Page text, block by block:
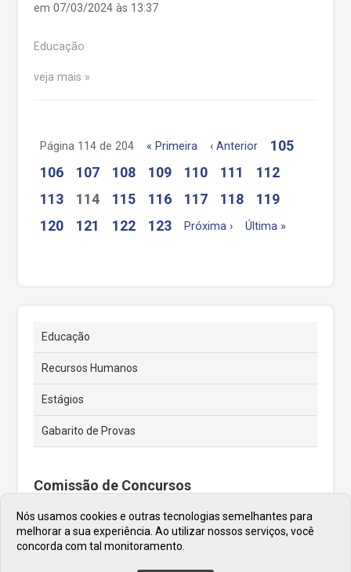
em 07/03/2024 às 13:37
Educação
veja mais
Página 114 de 204 « Primeira ‹ Anterior
105
106
107 108 109 110 111
112
113
114 115 116 117 118
119
120
121 122 123 Próxima › Última »
Educação
Recursos Humanos
Estágios
Gabarito de Provas
Comissão de Concursos
Endereço e Telefone
Praça José Rodrigues do Nascimento, 30
Nós usamos cookies e outras tecnologias semelhantes para
melhorar a sua experiência. Ao utilizar nossos serviços, você
concorda com tal monitoramento.